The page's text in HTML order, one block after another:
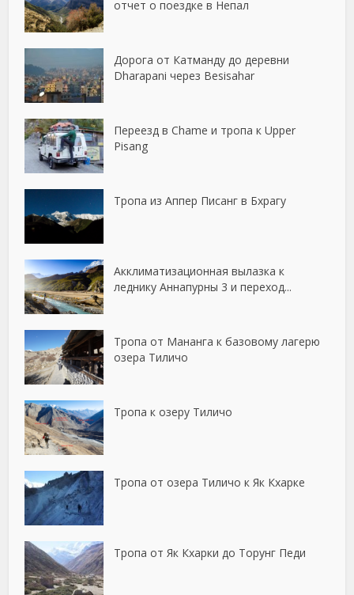
отчет о поездке в Непал
Дорога от Катманду до деревни
Dharapani через Besisahar
Переезд в Chame и тропа к Upper
Pisang
Тропа из Аппер Писанг в Бхрагу
Акклиматизационная вылазка к
леднику Аннапурны 3 и переход...
Тропа от Мананга к базовому лагерю
озера Тиличо
Тропа к озеру Тиличо
Тропа от озера Тиличо к Як Кхарке
Тропа от Як Кхарки до Торунг Педи